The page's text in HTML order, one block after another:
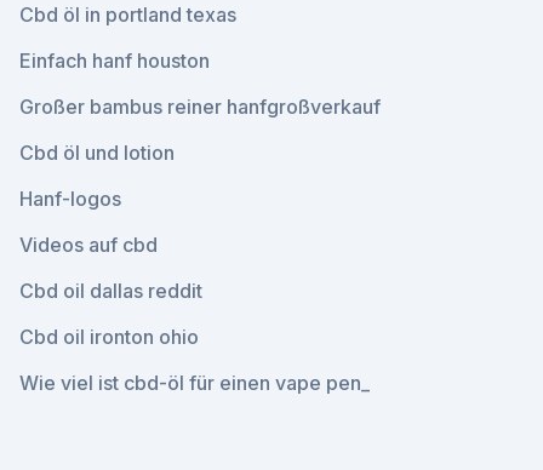
Cbd öl in portland texas
Einfach hanf houston
Großer bambus reiner hanfgroßverkauf
Cbd öl und lotion
Hanf-logos
Videos auf cbd
Cbd oil dallas reddit
Cbd oil ironton ohio
Wie viel ist cbd-öl für einen vape pen_